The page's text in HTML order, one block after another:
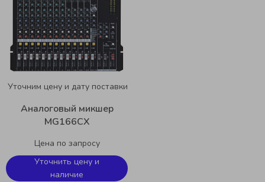
Уточним цену и дату поставки
Аналоговый микшер
MG166CX
Цена по запросу
Уточнить цену и
наличие